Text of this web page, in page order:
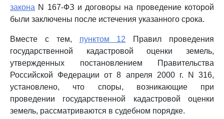
закона N 167-ФЗ и договоры на проведение которой
были заключены после истечения указанного срока.
Вместе с тем, пунктом 12 Правил проведения
государственной кадастровой оценки земель,
утвержденных постановлением Правительства
Российской Федерации от 8 апреля 2000 г. N 316,
установлено, что споры, возникающие при
проведении государственной кадастровой оценки
земель, рассматриваются в судебном порядке.